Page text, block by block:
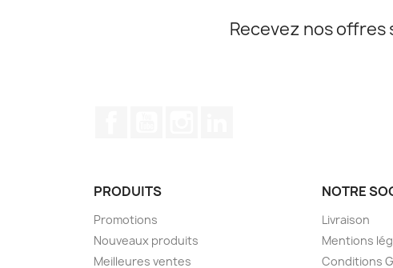
Recevez nos offres
PRODUITS
Promotions
Nouveaux produits
Meilleures ventes
NOTRE
Livraison
Mentions
Conditions